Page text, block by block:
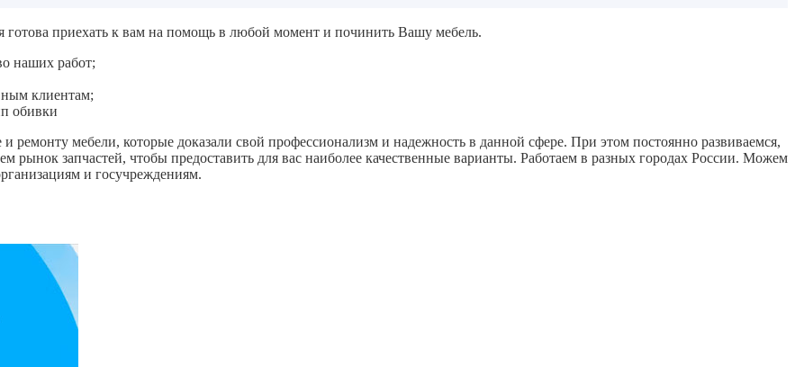
готова приехать к вам на помощь в любой момент и починить Вашу мебель.
наших работ;
клиентам;
обивки
ремонту мебели, которые доказали свой профессионализм и надежность в данной сфере. При этом постоянно развиваемся,
рынок запчастей, чтобы предоставить для вас наиболее качественные варианты. Работаем в разных городах России. Можем
и госучреждениям.